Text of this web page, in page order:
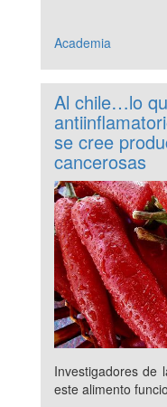
Academia
Al chile…lo
se cree
cancerosas
Investigadores de
este alimento